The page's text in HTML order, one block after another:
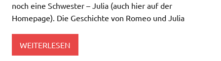
noch eine Schwester – Julia (auch hier auf der
Homepage). Die Geschichte von Romeo und Julia
WEITERLESEN